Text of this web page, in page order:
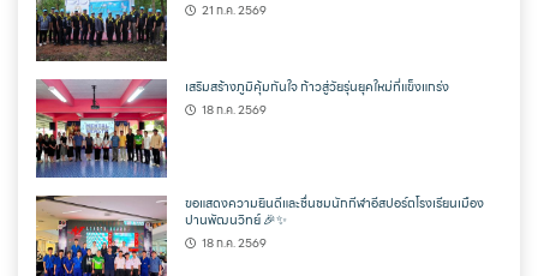
21 ก.ค. 2569
เสริมสร้างภูมิคุ้มกันใจ ก้าวสู่วัยรุ่นยุคใหม่ที่แข็งแกร่ง
18 ก.ค. 2569
ขอแสดงความยินดีและชื่นชมนักกีฬาอีสปอร์ตโรงเรียนเมือง
ปานพัฒนวิทย์ 🎉✨
18 ก.ค. 2569